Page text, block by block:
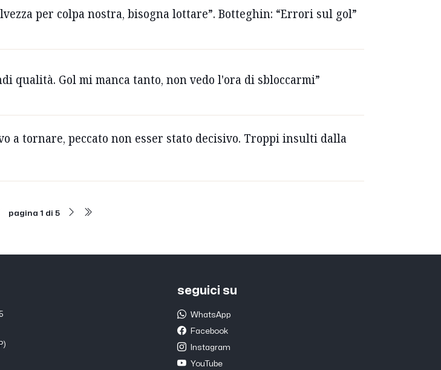
per colpa nostra, bisogna lottare”. Botteghin: “Errori sul gol”
qualità. Gol mi manca tanto, non vedo l'ora di sbloccarmi”
a tornare, peccato non esser stato decisivo. Troppi insulti dalla
pagina 1 di 5
seguici su
WhatsApp
Facebook
Instagram
YouTube